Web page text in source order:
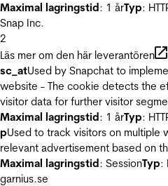
Maximal lagringstid: 1 årTyp:
Snap Inc.
2
Läs mer om den här leverantören
sc_atUsed by Snapchat to
website - The cookie detects the
visitor data for further visitor
Maximal lagringstid: 1 årTyp:
pUsed to track visitors on multiple
relevant advertisement based on
Maximal lagringstid: SessionTyp:
garnius.se